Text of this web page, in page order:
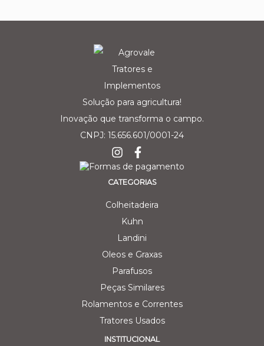
Solução para agricultura!
Inovação que transforma o campo.
CNPJ: 15.656.601/0001-24
CATEGORIAS
Colheitadeira
Kuhn
Landini
Oleos e Graxas
Parafusos
Peças Similares
Rolamentos e Correntes
Tratores Usados
INSTITUCIONAL